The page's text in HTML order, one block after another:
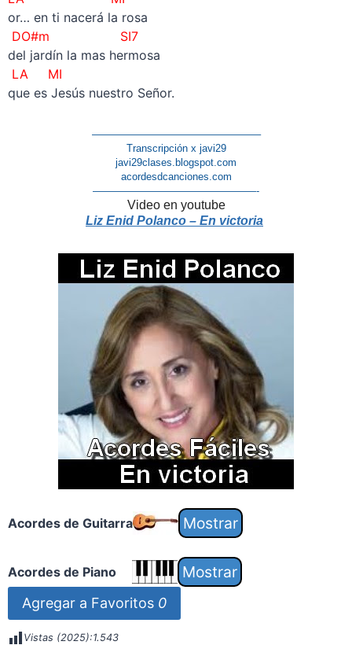
or… en ti nacerá la rosa
DO#m SI7
del jardín la mas hermosa
LA MI
que es Jesús nuestro Señor.
————————————————–
Transcripción x javi29
javi29clases.blogspot.com
acordesdcanciones.com
————————————————-
Video en youtube
Liz Enid Polanco – En victoria
Acordes de Guitarra
Acordes de Piano
Agregar a Favoritos 0
Vistas (2025):1.543